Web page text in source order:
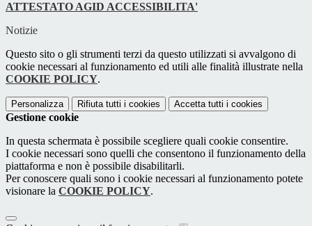
ATTESTATO AGID ACCESSIBILITA'
Notizie
Questo sito o gli strumenti terzi da questo utilizzati si avvalgono di
cookie necessari al funzionamento ed utili alle finalità illustrate nella
COOKIE POLICY.
Personalizza Rifiuta tutti i cookies Accetta tutti i cookies
Gestione cookie
In questa schermata è possibile scegliere quali cookie consentire.
I cookie necessari sono quelli che consentono il funzionamento della
piattaforma e non è possibile disabilitarli.
Per conoscere quali sono i cookie necessari al funzionamento potete
visionare la COOKIE POLICY.